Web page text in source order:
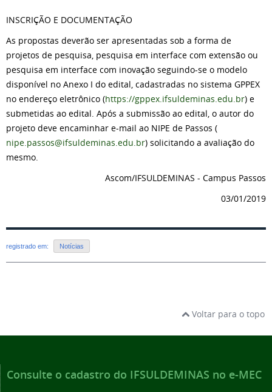
INSCRIÇÃO E DOCUMENTAÇÃO
As propostas deverão ser apresentadas sob a forma de
projetos de pesquisa, pesquisa em interface com extensão ou
pesquisa em interface com inovação seguindo-se o modelo
disponível no Anexo I do edital, cadastradas no sistema GPPEX
no endereço eletrônico (https://gppex.ifsuldeminas.edu.br) e
submetidas ao edital. Após a submissão ao edital, o autor do
projeto deve encaminhar e-mail ao NIPE de Passos (
nipe.passos@ifsuldeminas.edu.br) solicitando a avaliação do
mesmo.
Ascom/IFSULDEMINAS - Campus Passos
03/01/2019
registrado em: Notícias
Voltar para o topo
Consulte o cadastro do IFSULDEMINAS no e-MEC